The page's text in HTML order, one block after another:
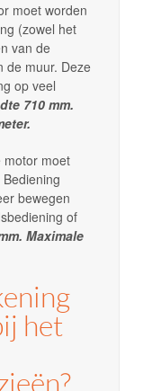
moet worden
(zowel het
van de
de muur. Deze
op veel
710 mm.
motor moet
bewegen
of
Maximale
het